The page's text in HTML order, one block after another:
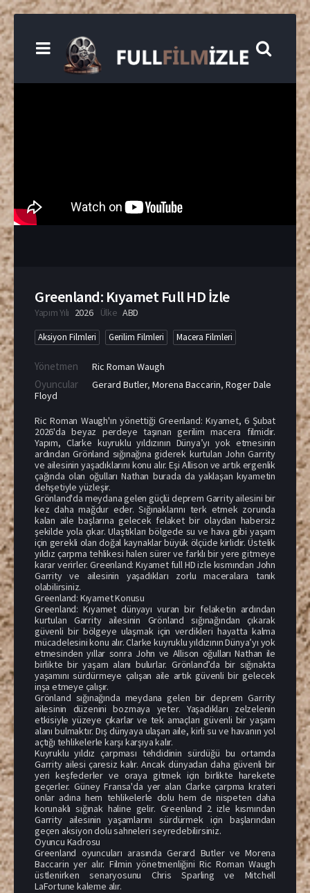
Greenland: Kıyamet Full HD İzle
Yapım Yılı 2026 Ülke ABD
Aksiyon Filmleri Gerilim Filmleri Macera Filmleri
Yönetmen Ric Roman Waugh
Oyuncular Gerard Butler, Morena Baccarin, Roger Dale
Floyd
Ric Roman Waugh'ın yönettiği Greenland: Kıyamet, 6 Şubat
2026'da beyaz perdeye taşınan gerilim macera filmidir.
Yapım, Clarke kuyruklu yıldızının Dünya’yı yok etmesinin
ardından Grönland sığınağına giderek kurtulan John Garrity
ve ailesinin yaşadıklarını konu alır. Eşi Allison ve artık ergenlik
çağında olan oğulları Nathan burada da yaklaşan kıyametin
dehşetiyle yüzleşir.
Grönland'da meydana gelen güçlü deprem Garrity ailesini bir
kez daha mağdur eder. Sığınaklarını terk etmek zorunda
kalan aile başlarına gelecek felaket bir olaydan habersiz
şekilde yola çıkar. Ulaştıkları bölgede su ve hava gibi yaşam
için gerekli olan doğal kaynaklar büyük ölçüde kirlidir. Üstelik
yıldız çarpma tehlikesi halen sürer ve farklı bir yere gitmeye
karar verirler. Greenland: Kıyamet full HD izle kısmından John
Garrity ve ailesinin yaşadıkları zorlu maceralara tanık
olabilirsiniz.
Greenland: Kıyamet Konusu
Greenland: Kıyamet dünyayı vuran bir felaketin ardından
kurtulan Garrity ailesinin Grönland sığınağından çıkarak
güvenli bir bölgeye ulaşmak için verdikleri hayatta kalma
mücadelesini konu alır. Clarke kuyruklu yıldızının Dünya’yı yok
etmesinden yıllar sonra John ve Allison oğulları Nathan ile
birlikte bir yaşam alanı bulurlar. Grönland’da bir sığınakta
yaşamını sürdürmeye çalışan aile artık güvenli bir gelecek
inşa etmeye çalışır.
Grönland sığınağında meydana gelen bir deprem Garrity
ailesinin düzenini bozmaya yeter. Yaşadıkları zelzelenin
etkisiyle yüzeye çıkarlar ve tek amaçları güvenli bir yaşam
alanı bulmaktır. Dış dünyaya ulaşan aile, kirli su ve havanın yol
açtığı tehlikelerle karşı karşıya kalır.
Kuyruklu yıldız çarpması tehdidinin sürdüğü bu ortamda
Garrity ailesi çaresiz kalır. Ancak dünyadan daha güvenli bir
yeri keşfederler ve oraya gitmek için birlikte harekete
geçerler. Güney Fransa'da yer alan Clarke çarpma krateri
onlar adına hem tehlikelerle dolu hem de nispeten daha
korunaklı sığınak haline gelir. Greenland 2 izle kısmından
Garrity ailesinin yaşamlarını sürdürmek için başlarından
geçen aksiyon dolu sahneleri seyredebilirsiniz.
Oyuncu Kadrosu
Greenland oyuncuları arasında Gerard Butler ve Morena
Baccarin yer alır. Filmin yönetmenliğini Ric Roman Waugh
üstlenirken senaryosunu Chris Sparling ve Mitchell
LaFortune kaleme alır.